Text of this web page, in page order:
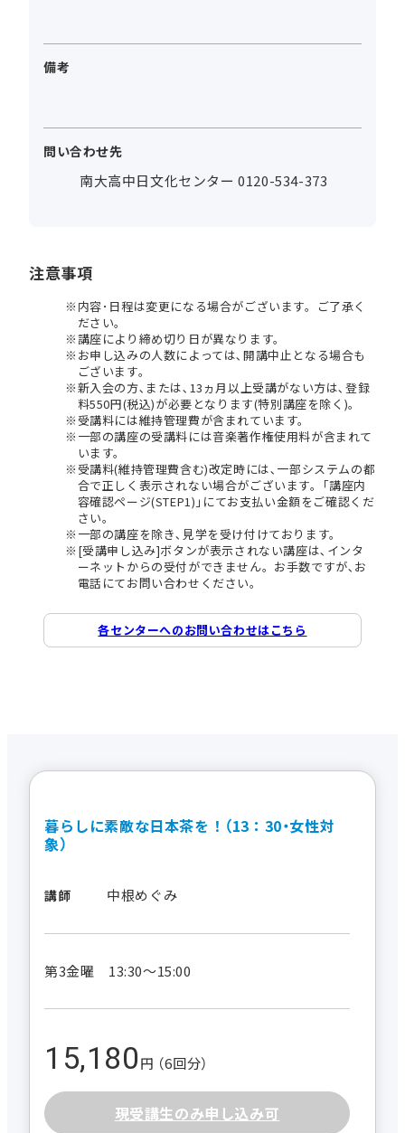
備考
問い合わせ先
南大高中日文化センター 0120-534-373
注意事項
内容･日程は変更になる場合がございます。ご了承く
ださい。
講座により締め切り日が異なります。
お申し込みの人数によっては､開講中止となる場合も
ございます。
新入会の方､または､13ヵ月以上受講がない方は､登録
料550円(税込)が必要となります(特別講座を除く)。
受講料には維持管理費が含まれています。
一部の講座の受講料には音楽著作権使用料が含まれて
います。
受講料(維持管理費含む)改定時には､一部システムの都
合で正しく表示されない場合がございます。｢講座内
容確認ページ(STEP1)｣にてお支払い金額をご確認くだ
さい。
一部の講座を除き､見学を受け付けております。
[受講申し込み]ボタンが表示されない講座は､インタ
ーネットからの受付ができません。お手数ですが､お
電話にてお問い合わせください。
各センターへのお問い合わせはこちら
暮らしに素敵な日本茶を！（13：30・女性対
象）
講師 中根めぐみ
第3金曜 13:30～15:00
15,180円 （6回分）
現受講生のみ申し込み可